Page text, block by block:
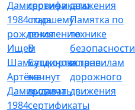
Ищем
Шамсутдинова
Артёма
Дамировича
1984
В
Башкортостане
начнут
выдавать
сертификаты
Памятка по
технике
безопасности
и правилам
дорожного
движения